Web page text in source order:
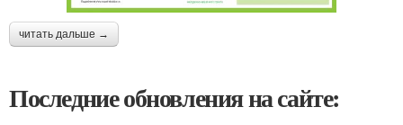
читать дальше →
Последние обновления на сайте: